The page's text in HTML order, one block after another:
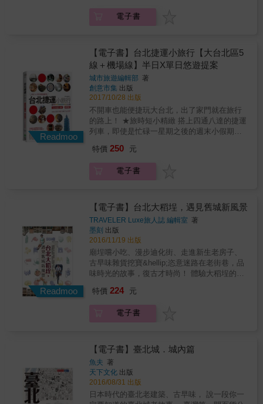
店的書架上，放上一本台灣人親自企劃、挑
選、撰寫，如朋友般有趣的中英文風格旅遊
海，分門別類挑出300家好店，涵蓋5大類：
「藝術與文化」、「設計與生活風格」、「食
材與料理」、「音樂與酒精」、「住宿與放
鬆」，每個分類下會介紹 6家店／空間，包含
訪問、專文和食譜等有趣實用的特輯，那些放
不下但難以割捨的店家，則全部收入搭配紙本
使用的ＷebApp裡，希望幫助讀者更了解台北
和台灣文化 。 第二部分則提供12條不用動腦也
能跟著走的旅遊路線，從台北城東、城西、城
南、城北分別抓出12條各具特色的散步路線，
跟著手繪地圖探索台北，吃喝玩樂都幫你想透
透，沒有比這更貼心又有風格的旅遊路線了。
『 你 老 覺 得 台 北 被 低 估 了 嗎 ？ 』 台北
要相處久了， 你就能切實地體會台北的好， 甚
至捨不得離開這裡。 『 為 什 麼 需 要 這 本 書
？ 』 重新發現台北的魅力 &rarr; 拿來練英文也
不錯（誤） 從此變身台北達人 &rarr; 可能會被
稱讚品味變好 掌握台北最秘密精彩的地方
&rarr; 喜歡的店也許會客滿（抱歉了） 外國朋
友來，再也不用當地陪！ &rarr; 相當適合拿來
計、選品、氛圍、服務、環境、口碑等面向 有
個別獨特性 『 使 用 說 明 』 全書架構
《GOOD EYE台北挑剔指南》內容分成兩大部
題特輯」 第二部分為「12條推薦散步路線」 如
果想找特定類型店家可以參考前半部分；需要
行程安排建議的，可以直接跳到後半部！ 線上
輔助工具 除了紙本外，團隊還製作了webapp，
收錄書中所有店家的基本資訊，只要點擊頁面
上的地址欄就能直接連到該店的google maps位
享，讓無論是住在台北或是來台北觀光的人，
性格融入孩子生活血液中， 培養樂觀開朗的精
部及市區精緻休閒 樂爸帶頭》》大手拉小手，
一起控窯、放天燈、摘南瓜、秧桶船、划竹
筏、乳液DIY、自製蜜餞、推石磨、磨米漿、撿
鴨蛋&hellip;&hellip; ●深入宜蘭西部山區田野樂
趣 樂爸領軍》》來去鄉下住一晚，體驗採竹
子、生態瓶、探訪甲蟲、香精DIY、擠餵羊
&hellip;&hellip; ●體驗宜蘭中南部創意玩法 樂
爸嚴選》》一日農夫秀創意，大玩採葱、洗
葱、趕豬餵雞鴨、摸蛤、撈魚蝦、餵鹿、做木
糖DIY、煎銅鑼燒&hellip;&hellip; ＜重點訴求＞
人一起吃喝在地健康又美味的手作料理。 ◎結
合在地特色的DIY活動，讓孩子邊玩邊學不無
聊。
電子書
Readmoo
【電子書】台北捷運小旅行【大台北區5
線＋機場線】半日X單日悠遊提案
城市旅遊編輯部 著
創意市集 出版
2017/10/28 出版
不開車也能便捷玩大台北，出了家門就在旅行
的路上！ ★旅時短小精緻 搭上四通八達的捷運
列車，即使是忙碌一星期之後的週末小假期，
身/情侶/好朋友/親子家庭/揪團出遊，各站停靠
路線劃分5大旅遊特色，實地網羅各站景點、店
航線 「坐上一條捷運線，充實半日/單日的旅遊
行程！」 文湖線》〉〉洗滌靈魂，赤子之心回
歸〉大小朋友近郊踏青趣 淡水信義線》〉〉老
城新遊，藝史大匯合〉新舊台北城的校外教
學，邊學邊遊 松山新店線》〉〉食飲衣著，青
青學子氣息〉青春期/後青春期巡禮 中和新蘆
線》〉〉探看懷舊情，心誠則靈求籤問卜〉善
男信女，我拜故我在 板南線》〉〉文創世代，
最潮最型！〉你的創意流行伸展台
特價 250 元
電子書
Readmoo
【電子書】台北大稻埕，遇見舊城新風景
TRAVELER Luxe旅人誌 編輯室 著
墨刻 出版
2016/11/19 出版
廟埕嚐小吃、漫步迪化街、走進新生老房子、
古早味雜貨挖寶&hellip;恣意迷路在老街巷，品
味時光的故事，復古才時尚！ 體驗大稻埕的十
品味永樂市場市井風情 4.老街聽故事 5.霞海城
8.古早味雜貨挖寶 9.復古才時尚 10.黃昏散步水
站到大橋頭站之間，西臨淡水河，往東到重慶
北路。這裡是台北初探西方文明的地方，曾經
是全台最繁華熱鬧之地，是潮流文化的指標，
大稻埕不僅商業熱絡，更是人文薈萃之地。百
年過後，風華絕代的大稻埕看似沉寂，然而那
份文化DNA卻保留了下來，美麗的古蹟建築蘊
特價 224 元
電子書
【電子書】臺北城．城內篇
魚夫 著
天下文化 出版
2016/08/31 出版
日本時代的臺北老建築、古早味， 說一段你一